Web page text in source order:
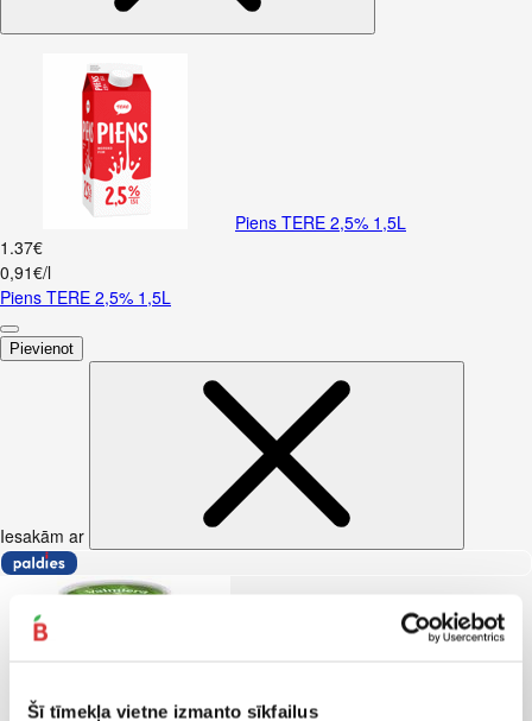
Šī tīmekļa vietne izmanto sīkfailus
Piens TERE 2,5% 1,5L
1 .37€
0,91€/l
Piens TERE 2,5% 1,5L
Pievienot
Iesakām ar